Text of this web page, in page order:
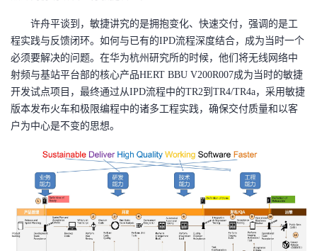
藏
许舟平谈到，敏捷讲究的是拥抱变化、快速交付，强调的是工
程实践与反馈闭环。如何与已有的IPD流程深度结合，成为当时一个
必须要解决的问题。在华为杭州研究所的时候，他们将无线网络中
射频与基站平台部的核心产品HERT BBU V200R007成为当时的敏捷
开发试点项目，最终通过从IPD流程中的TR2到TR4/TR4a，采用敏捷
版本发布火车和极限编程中的诸多工程实践，确保交付质量和以客
户为中心是不变的思想。